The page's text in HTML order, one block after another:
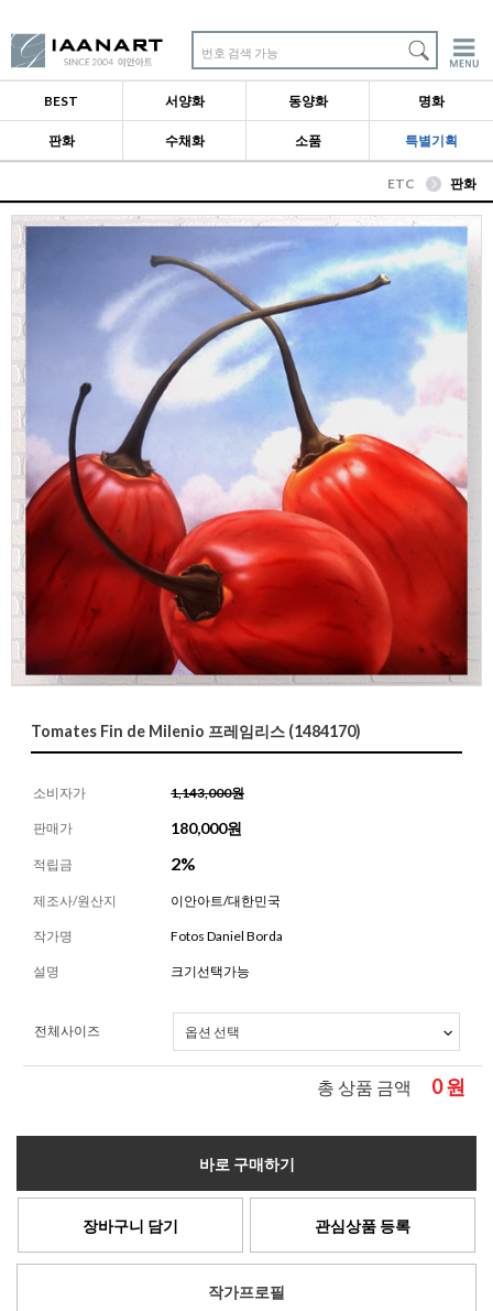
번호 검색 가능
BEST 서양화 동양화 명화
판화 수채화 소품 특별기획
ETC 판화
Tomates Fin de Milenio 프레임리스 (1484170)
소비자가 1,143,000원
판매가 180,000원
적립금 2%
제조사/원산지 이안아트/대한민국
작가명 Fotos Daniel Borda
설명 크기선택가능
전체사이즈
총 상품 금액 0원
바로 구매하기
장바구니 담기 관심상품 등록
작가프로필